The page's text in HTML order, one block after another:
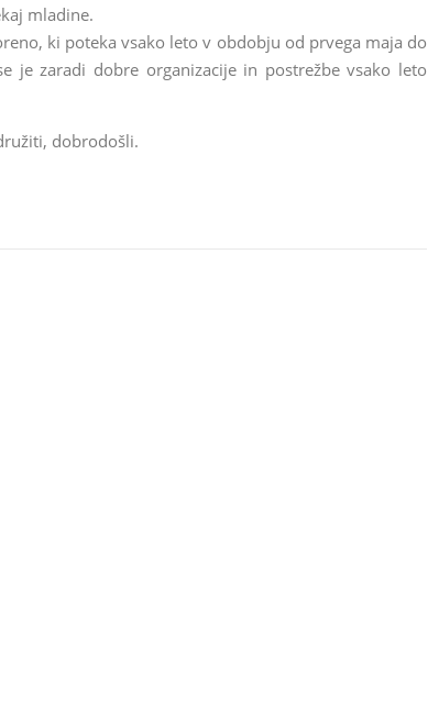
mladine.
ki poteka vsako leto v obdobju od prvega maja do
je zaradi dobre organizacije in postrežbe vsako leto
dobrodošli.